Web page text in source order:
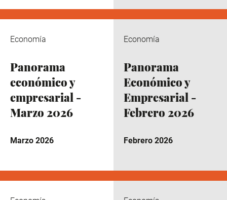
Economía
Panorama
económico y
empresarial -
Marzo 2026
Marzo 2026
Economía
Panorama
Económico y
Empresarial -
Febrero 2026
Febrero 2026